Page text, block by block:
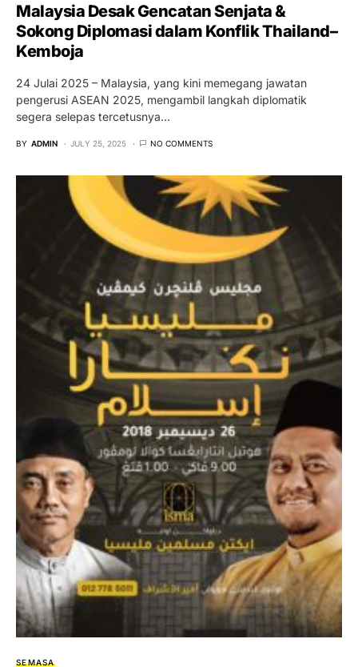
Malaysia Desak Gencatan Senjata &
Sokong Diplomasi dalam Konflik Thailand–
Kemboja
24 Julai 2025 – Malaysia, yang kini memegang jawatan
pengerusi ASEAN 2025, mengambil langkah diplomatik
segera selepas tercetusnya…
BY ADMIN JULY 25, 2025 NO COMMENTS
SEMASA